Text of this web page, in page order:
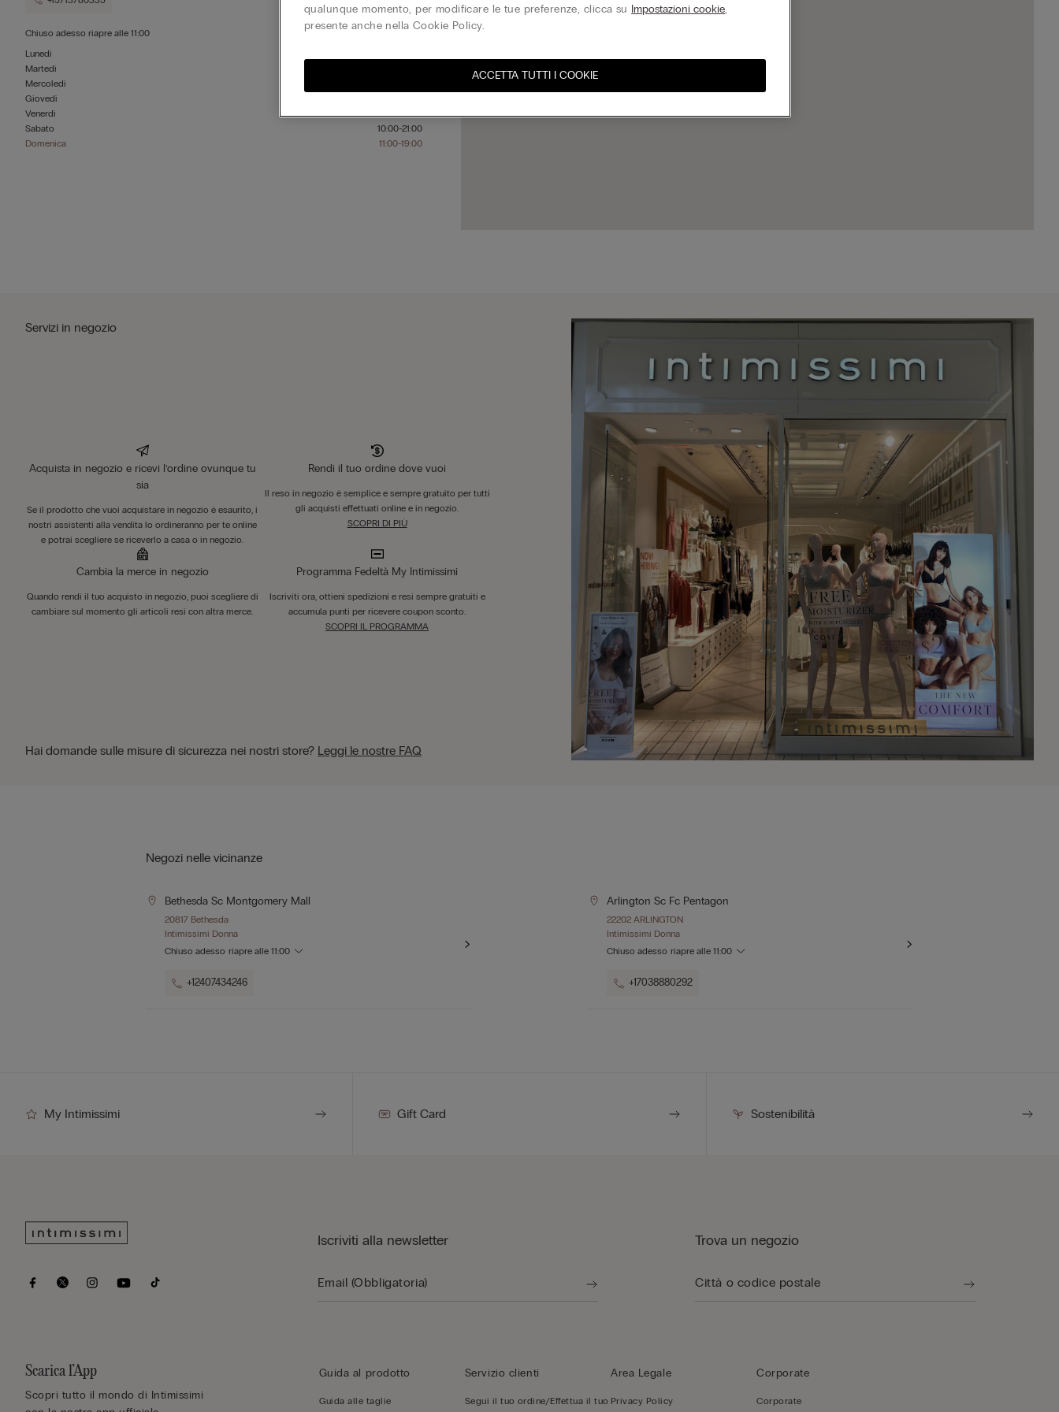
Chiuso adesso riapre alle 11:00
Lunedì
Martedì
Mercoledì
Giovedì
Venerdì
10:00-21:00
Sabato
10:00-21:00
Domenica
11:00-19:00
Servizi in negozio
Acquista in negozio e ricevi l’ordine ovunque tu
sia
Se il prodotto che vuoi acquistare in negozio è esaurito, i
nostri assistenti alla vendita lo ordineranno per te online
e potrai scegliere se riceverlo a casa o in negozio.
Rendi il tuo ordine dove vuoi
Il reso in negozio è semplice e sempre gratuito per tutti
gli acquisti effettuati online e in negozio.
SCOPRI DI PIÙ
Cambia la merce in negozio
Quando rendi il tuo acquisto in negozio, puoi scegliere di
cambiare sul momento gli articoli resi con altra merce.
Programma Fedeltà My Intimissimi
Iscriviti ora, ottieni spedizioni e resi sempre gratuiti e
accumula punti per ricevere coupon sconto.
SCOPRI IL PROGRAMMA
Hai domande sulle misure di sicurezza nei nostri store? Leggi le nostre FAQ
Negozi nelle vicinanze
Bethesda Sc Montgomery Mall
20817 Bethesda
Intimissimi Donna
Chiuso adesso riapre alle 11:00
+12407434246
Arlington Sc Fc Pentagon
22202 ARLINGTON
Intimissimi Donna
Chiuso adesso riapre alle 11:00
+17038880292
My Intimissimi Gift Card Sostenibilità
Scarica l’App
Scopri tutto il mondo di Intimissimi
Iscriviti alla newsletter Trova un negozio
Guida al prodotto
Guida alle taglie
Servizio clienti
Segui il tuo ordine/Effettua il tuo
Area Legale
Privacy Policy
Corporate
Corporate
qualunque momento, per modificare le tue preferenze, clicca su Impostazioni cookie,
presente anche nella Cookie Policy.
ACCETTA TUTTI I COOKIE